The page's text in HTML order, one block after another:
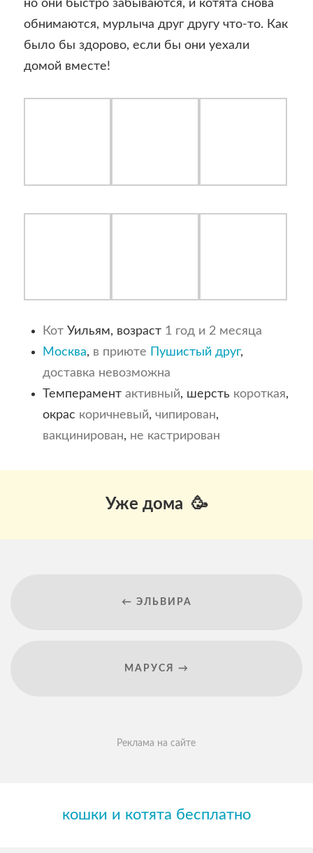
но они быстро забываются, и котята снова
обнимаются, мурлыча друг другу что-то. Как
было бы здорово, если бы они уехали
домой вместе!
КотУильям, возраст 1 год и 2 месяца
Москва, в приюте Пушистый друг,
доставка невозможна
Темперамент активный, шерсть короткая,
окрас коричневый, чипирован,
вакцинирован, не кастрирован
Уже дома 🥳
← ЭЛЬВИРА
МАРУСЯ →
Реклама на сайте
кошки и котята бесплатно